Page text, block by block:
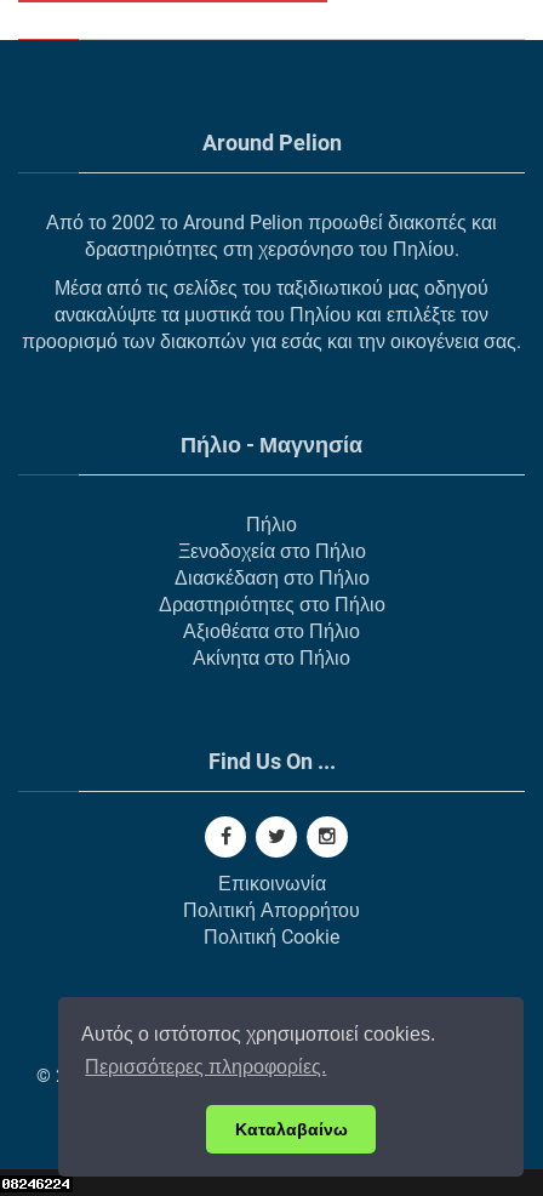
Αυτός ο ιστότοπος χρησιμοποιεί cookies.
Περισσότερες πληροφορίες.
Καταλαβαίνω
Around Pelion
Από το 2002 το Around Pelion προωθεί διακοπές και
δραστηριότητες στη χερσόνησο του Πηλίου.
Μέσα από τις σελίδες του ταξιδιωτικού μας οδηγού
ανακαλύψτε τα μυστικά του Πηλίου και επιλέξτε τον
προορισμό των διακοπών για εσάς και την οικογένεια σας.
Πήλιο - Μαγνησία
Πήλιο
Ξενοδοχεία στο Πήλιο
Διασκέδαση στο Πήλιο
Δραστηριότητες στο Πήλιο
Αξιοθέατα στο Πήλιο
Ακίνητα στο Πήλιο
Find Us On ...
Επικοινωνία
Πολιτική Απορρήτου
Πολιτική Cookie
© 2002-2026All Rights Reserved |Κατασκευή Ιστοσελίδων
από το GAP Web Agency
❤️ Στη μνήμη του Παύλου Δ.